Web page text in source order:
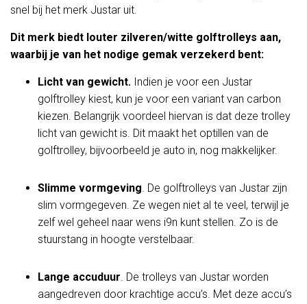
snel bij het merk Justar uit.
Dit merk biedt louter zilveren/witte golftrolleys aan,
waarbij je van het nodige gemak verzekerd bent:
Licht van gewicht. Indien je voor een Justar
golftrolley kiest, kun je voor een variant van carbon
kiezen. Belangrijk voordeel hiervan is dat deze trolley
licht van gewicht is. Dit maakt het optillen van de
golftrolley, bijvoorbeeld je auto in, nog makkelijker.
Slimme vormgeving. De golftrolleys van Justar zijn
slim vormgegeven. Ze wegen niet al te veel, terwijl je
zelf wel geheel naar wens i9n kunt stellen. Zo is de
stuurstang in hoogte verstelbaar.
Lange accuduur. De trolleys van Justar worden
aangedreven door krachtige accu’s. Met deze accu’s